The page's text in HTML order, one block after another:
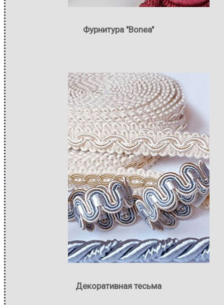
Фурнитура "Bonea"
Декоративная тесьма